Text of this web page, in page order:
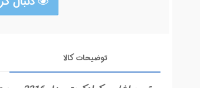
توضیحات کالا